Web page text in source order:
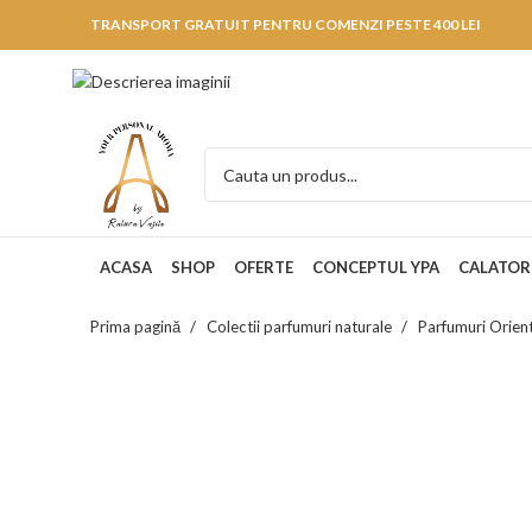
TRANSPORT GRATUIT PENTRU COMENZI PESTE 400 LEI
ACASA SHOP OFERTE CONCEPTUL YPA
Prima pagină Colectii parfumuri naturale Parfumuri